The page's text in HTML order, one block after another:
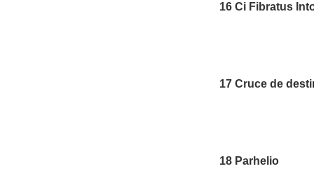
16 Ci Fibratus
17 Cruce de
18 Parhelio